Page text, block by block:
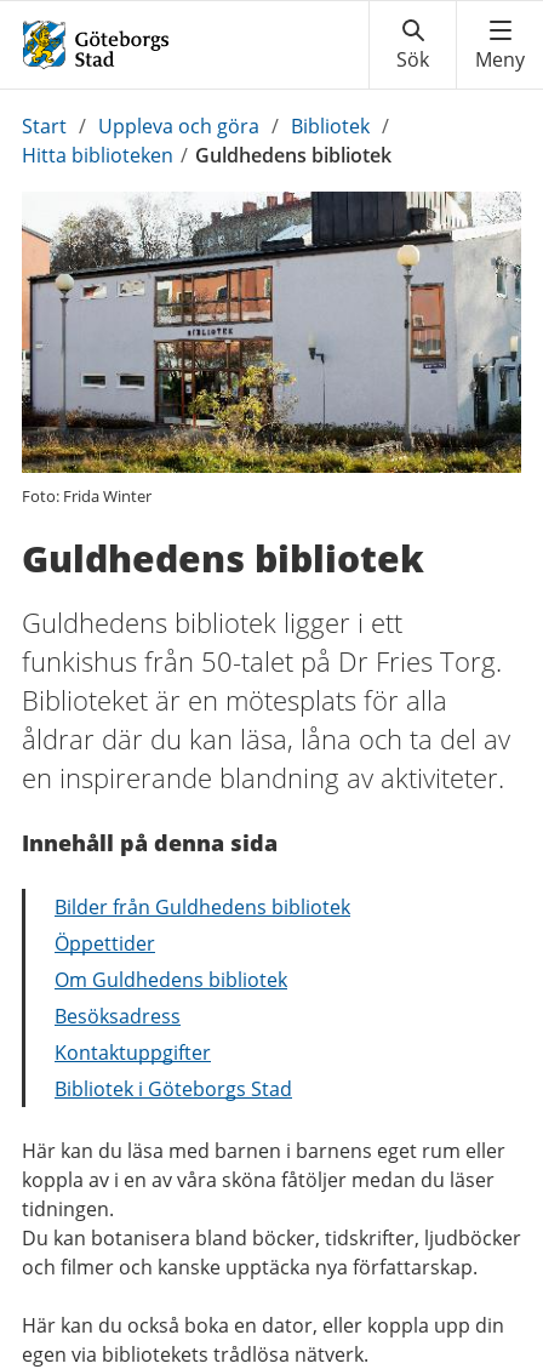
Du
är
Start / Uppleva och göra / Bibliotek /
Hitta biblioteken / Guldhedens bibliotek
Foto: Frida Winter
Guldhedens bibliotek
Guldhedens bibliotek ligger i ett
funkishus från 50-talet på Dr Fries Torg.
Biblioteket är en mötesplats för alla
åldrar där du kan läsa, låna och ta del av
en inspirerande blandning av aktiviteter.
Innehåll på denna sida
Bilder från Guldhedens bibliotek
Öppettider
Om Guldhedens bibliotek
Besöksadress
Kontaktuppgifter
Bibliotek i Göteborgs Stad
Här kan du läsa med barnen i barnens eget rum eller
koppla av i en av våra sköna fåtöljer medan du läser
tidningen.
Du kan botanisera bland böcker, tidskrifter, ljudböcker
och filmer och kanske upptäcka nya författarskap.
Här kan du också boka en dator, eller koppla upp din
egen via bibliotekets trådlösa nätverk.